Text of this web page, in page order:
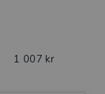
1 007 kr